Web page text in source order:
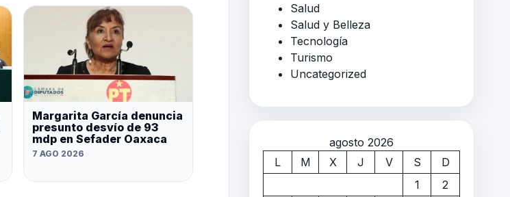
Margarita García denuncia
presunto desvío de 93
mdp en Sefader Oaxaca
7 AGO 2026
Salud
Salud y Belleza
Tecnología
Turismo
Uncategorized
agosto 2026
L
M X J V S
D
1
2